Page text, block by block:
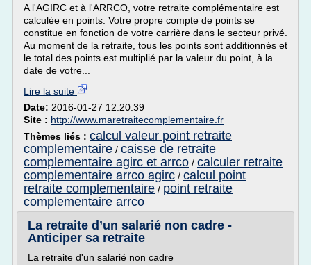
A l'AGIRC et à l'ARRCO, votre retraite complémentaire est
calculée en points. Votre propre compte de points se
constitue en fonction de votre carrière dans le secteur privé.
Au moment de la retraite, tous les points sont additionnés et
le total des points est multiplié par la valeur du point, à la
date de votre...
Lire la suite
Date: 2016-01-27 12:20:39
Site : http://www.maretraitecomplementaire.fr
Thèmes liés : calcul valeur point retraite
complementaire / caisse de retraite
complementaire agirc et arrco / calculer retraite
complementaire arrco agirc / calcul point
retraite complementaire / point retraite
complementaire arrco
La retraite d’un salarié non cadre -
Anticiper sa retraite
La retraite d'un salarié non cadre